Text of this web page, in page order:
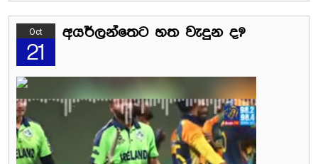
Oct
21
අයර්ලන්තෙට හත වැදුන ද?